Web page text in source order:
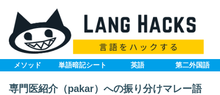
メソッド 単語暗記シート 英語 第二外国語
専門医紹介（pakar）への振り分けマレー語